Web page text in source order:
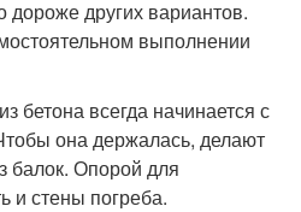
дороже других вариантов.
выполнении
бетона всегда начинается с
она держалась, делают
балок. Опорой для
и стены погреба.